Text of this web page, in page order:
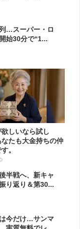
…スーパー・ロ
始30分で“1...
欲しいなら試し
たも大金持ちの仲
。
半戦へ、新キャ
り返り＆第30...
は今だけ…サンマ